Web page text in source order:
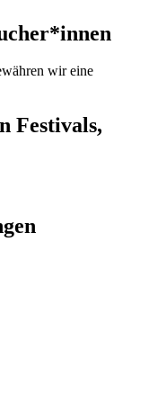
wir eine
Festivals,